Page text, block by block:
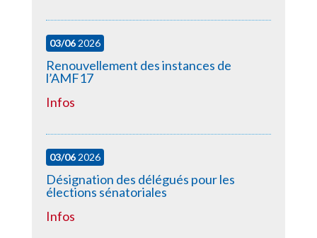
03/062026
Renouvellement des instances de
l’AMF17
Infos
03/062026
Désignation des délégués pour les
élections sénatoriales
Infos